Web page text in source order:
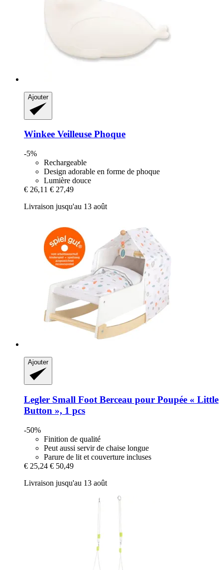
Ajouter
Winkee Veilleuse Phoque
-5%
Rechargeable
Design adorable en forme de phoque
Lumière douce
€ 26,11 € 27,49
Livraison jusqu'au 13 août
Ajouter
Legler Small Foot Berceau pour Poupée « Little
Button », 1 pcs
-50%
Finition de qualité
Peut aussi servir de chaise longue
Parure de lit et couverture incluses
€ 25,24 € 50,49
Livraison jusqu'au 13 août